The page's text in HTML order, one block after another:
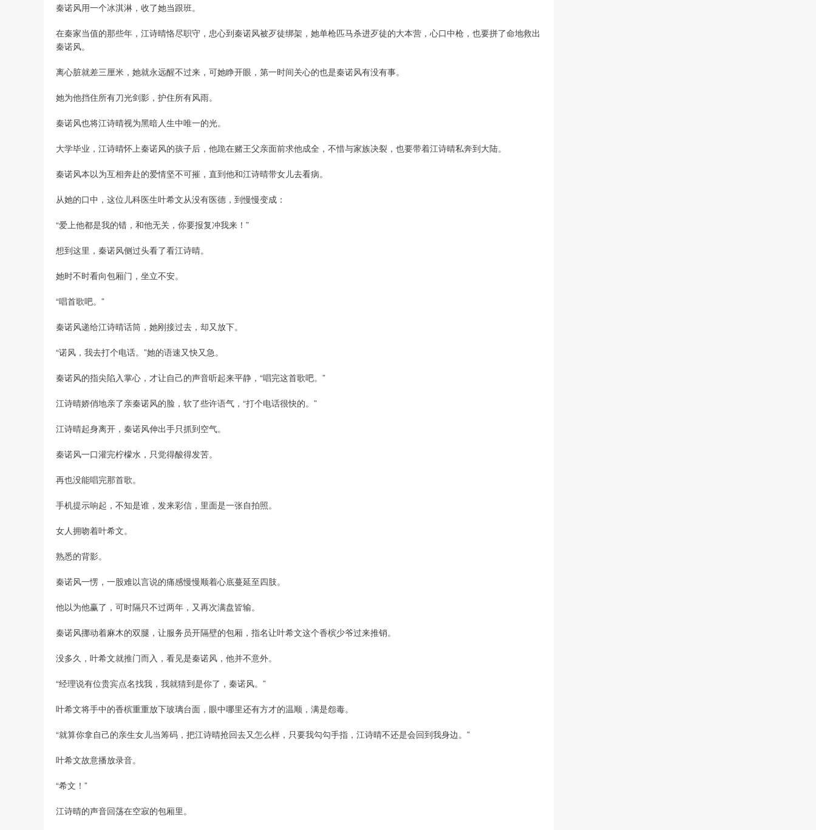
秦诺风用一个冰淇淋，收了她当跟班。
在秦家当值的那些年，江诗晴恪尽职守，忠心到秦诺风被歹徒绑架，她单枪匹马杀进歹徒的大本营，心口中枪，也要拼了命地救出
秦诺风。
离心脏就差三厘米，她就永远醒不过来，可她睁开眼，第一时间关心的也是秦诺风有没有事。
她为他挡住所有刀光剑影，护住所有风雨。
秦诺风也将江诗晴视为黑暗人生中唯一的光。
大学毕业，江诗晴怀上秦诺风的孩子后，他跪在赌王父亲面前求他成全，不惜与家族决裂，也要带着江诗晴私奔到大陆。
秦诺风本以为互相奔赴的爱情坚不可摧，直到他和江诗晴带女儿去看病。
从她的口中，这位儿科医生叶希文从没有医德，到慢慢变成：
“爱上他都是我的错，和他无关，你要报复冲我来！”
想到这里，秦诺风侧过头看了看江诗晴。
她时不时看向包厢门，坐立不安。
“唱首歌吧。”
秦诺风递给江诗晴话筒，她刚接过去，却又放下。
“诺风，我去打个电话。”她的语速又快又急。
秦诺风的指尖陷入掌心，才让自己的声音听起来平静，“唱完这首歌吧。”
江诗晴娇俏地亲了亲秦诺风的脸，软了些许语气，“打个电话很快的。”
江诗晴起身离开，秦诺风伸出手只抓到空气。
秦诺风一口灌完柠檬水，只觉得酸得发苦。
再也没能唱完那首歌。
手机提示响起，不知是谁，发来彩信，里面是一张自拍照。
女人拥吻着叶希文。
熟悉的背影。
秦诺风一愣，一股难以言说的痛感慢慢顺着心底蔓延至四肢。
他以为他赢了，可时隔只不过两年，又再次满盘皆输。
秦诺风挪动着麻木的双腿，让服务员开隔壁的包厢，指名让叶希文这个香槟少爷过来推销。
没多久，叶希文就推门而入，看见是秦诺风，他并不意外。
“经理说有位贵宾点名找我，我就猜到是你了，秦诺风。”
叶希文将手中的香槟重重放下玻璃台面，眼中哪里还有方才的温顺，满是怨毒。
“就算你拿自己的亲生女儿当筹码，把江诗晴抢回去又怎么样，只要我勾勾手指，江诗晴不还是会回到我身边。”
叶希文故意播放录音。
“希文！”
江诗晴的声音回荡在空寂的包厢里。